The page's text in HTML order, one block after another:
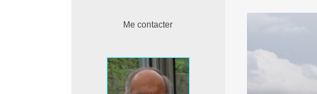
Me contacter